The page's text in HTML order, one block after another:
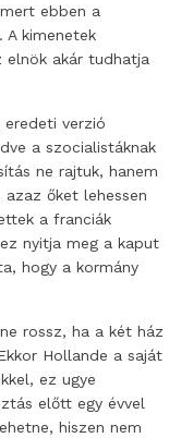
ebben a
A kimenetek
elnök akár tudhatja
eredeti verzió
a szocialistáknak
ne rajtuk, hanem
őket lehessen
a franciák
nyitja meg a kaput
hogy a kormány
rossz, ha a két ház
Hollande a saját
ez ugye
előtt egy évvel
hiszen nem